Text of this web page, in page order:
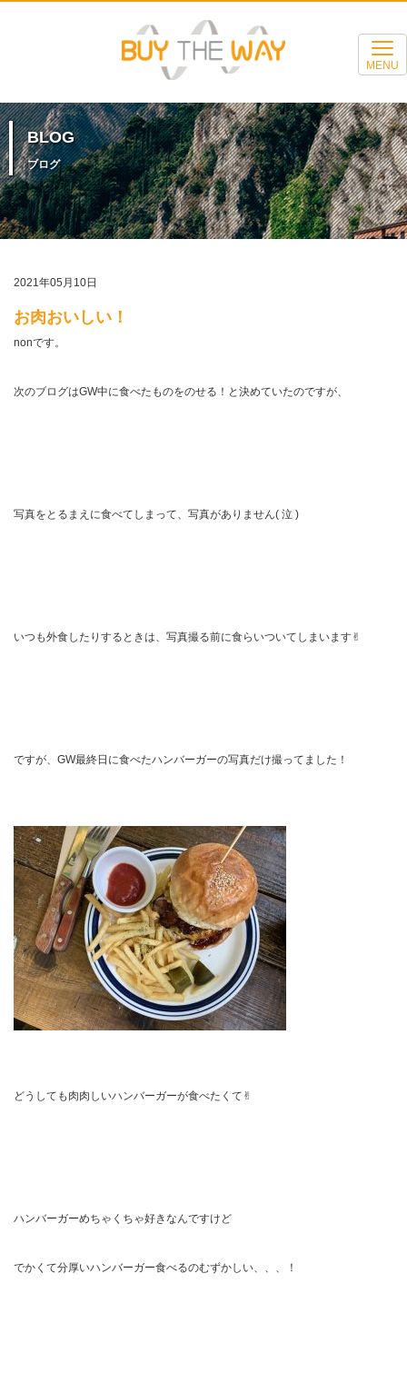
MENU
BLOG
ブログ
2021年05月10日
お肉おいしい！
nonです。
次のブログはGW中に食べたものをのせる！と決めていたのですが、
写真をとるまえに食べてしまって、写真がありません( 泣 )
いつも外食したりするときは、写真撮る前に食らいついてしまいます✌︎
ですが、 GW最終日に食べたハンバーガーの写真だけ撮ってました！
どうしても肉肉しいハンバーガーが食べたくて ✌︎
ハンバーガーめちゃくちゃ好きなんですけど
でかくて分厚いハンバーガー食べるのむずかしい、、、！